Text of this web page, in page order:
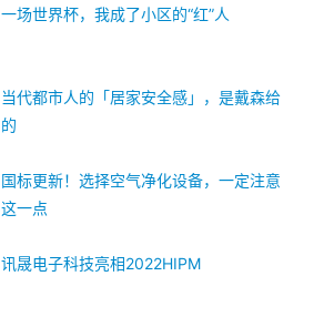
一场世界杯，我成了小区的“红”人
当代都市人的「居家安全感」，是戴森给
的
国标更新！选择空气净化设备，一定注意
这一点
讯晟电子科技亮相2022HIPM